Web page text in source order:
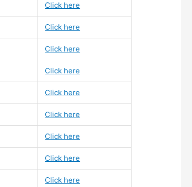
Click here
Click here
Click here
Click here
Click here
Click here
Click here
Click here
Click here